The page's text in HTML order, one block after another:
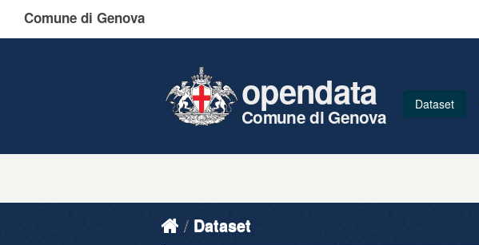
Comune di Genova
opendata
Comune di Genova
Dataset
Dataset